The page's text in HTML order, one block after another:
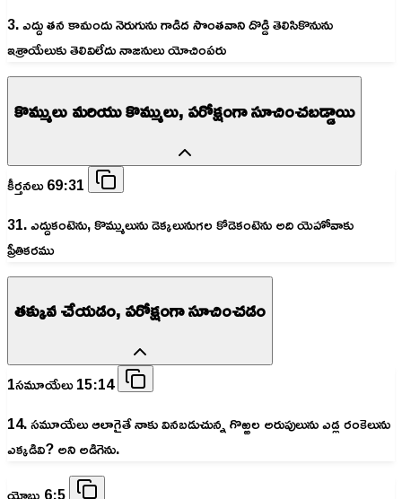
3. ఎద్దు తన కామందు నెరుగును గాడిద సొంతవాని దొడ్డి తెలిసికొనును
ఇశ్రాయేలుకు తెలివిలేదు నాజనులు యోచింపరు
కొమ్ములు మరియు కొమ్ములు, పరోక్షంగా సూచించబడ్డాయి
కీర్తనలు 69:31
31. ఎద్దుకంటెను, కొమ్ములును డెక్కలునుగల కోడెకంటెను అది యెహోవాకు
ప్రీతికరము
తక్కువ చేయడం, పరోక్షంగా సూచించడం
1సమూయేలు 15:14
14. సమూయేలు ఆలాగైతే నాకు వినబడుచున్న గొఱ్ఱల అరుపులును ఎడ్ల రంకెలును
ఎక్కడివి? అని అడిగెను.